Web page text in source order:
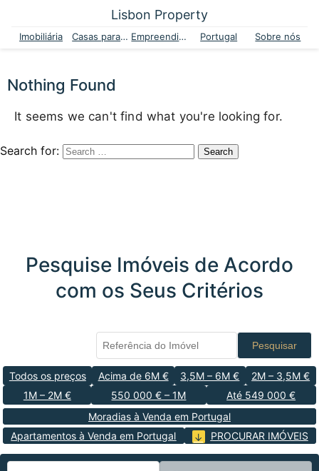
Lisbon Property
Imobiliária Casas para venda Empreendimentos Portugal Sobre nós
Nothing Found
It seems we can't find what you're looking for.
Search for:
Pesquise Imóveis de Acordo
com os Seus Critérios
Pesquisar
Todos os preços Acima de 6M € 3,5M – 6M €
2M – 3,5M €
1M – 2M €
550 000 € – 1M
Até 549 000 €
Moradias à Venda em Portugal
Apartamentos à Venda em Portugal
PROCURAR IMÓVEIS